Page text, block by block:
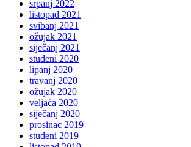
srpanj 2022
listopad 2021
svibanj 2021
ožujak 2021
siječanj 2021
studeni 2020
lipanj 2020
travanj 2020
ožujak 2020
veljača 2020
siječanj 2020
prosinac 2019
studeni 2019